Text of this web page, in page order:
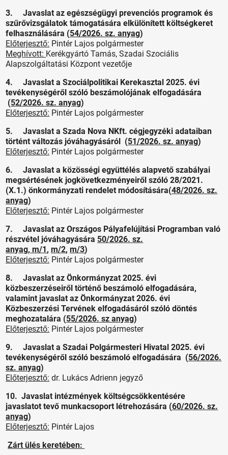
3. Javaslat az egészségügyi prevenciós programok és
szűrővizsgálatok támogatására elkülönített költségkeret
felhasználására (54/2026. sz. anyag)
Előterjesztő: Pintér Lajos polgármester
Meghívott: Kerékgyártó Tamás, Szadai Szociális
Alapszolgáltatási Központ vezetője
4. Javaslat a Szociálpolitikai Kerekasztal 2025. évi
tevékenységéről szóló beszámolójának elfogadására
(52/2026. sz. anyag)
Előterjesztő: Pintér Lajos polgármester
5. Javaslat a Szada Nova NKft. cégjegyzéki adataiban
történt változás jóváhagyásáról (51/2026. sz. anyag)
Előterjesztő: Pintér Lajos polgármester
6. Javaslat a közösségi együttélés alapvető szabályai
megsértésének jogkövetkezményeiről szóló 28/2021.
(X.1.) önkormányzati rendelet módosítására(48/2026. sz.
anyag)
Előterjesztő: Pintér Lajos polgármester
7. Javaslat az Országos Pályafelújítási Programban való
részvétel jóváhagyására 50/2026. sz.
anyag, m/1,m/2,m/3)
Előterjesztő: Pintér Lajos polgármester
8. Javaslat az Önkormányzat 2025. évi
közbeszerzéseiről történő beszámoló elfogadására,
valamint javaslat az Önkormányzat 2026. évi
Közbeszerzési Tervének elfogadásáról szóló döntés
meghozatalára (55/2026. sz anyag)
Előterjesztő: Pintér Lajos polgármester
9. Javaslat a Szadai Polgármesteri Hivatal 2025. évi
tevékenységéről szóló beszámoló elfogadására (56/2026.
sz. anyag)
Előterjesztő: dr. Lukács Adrienn jegyző
10. Javaslat intézmények költségcsökkentésére
javaslatot tevő munkacsoport létrehozására (60/2026. sz.
anyag)
Előterjesztő: Pintér Lajos
Zárt ülés keretében: